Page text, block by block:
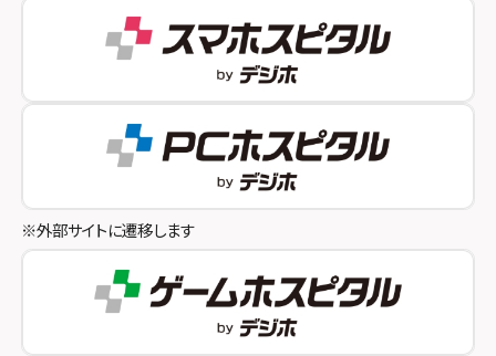
スマホスピタル 自由が丘
スマホスピタルオリナス錦糸町
スマホスピタル テルル成増
スマホスピタル池袋
スマホスピタル八王子
スマホスピタル町田
スマホスピタル吉祥寺
スマホスピタル by デジホ 姫路キャスパ
スマホスピタル伊丹
スマホスピタル奈良生駒
スマホスピタル和歌山
※外部サイトに遷移します